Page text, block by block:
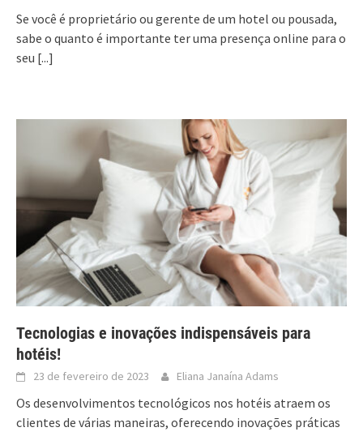
Se você é proprietário ou gerente de um hotel ou pousada,
sabe o quanto é importante ter uma presença online para o
seu [...]
Tecnologias e inovações indispensáveis para
hotéis!
23 de fevereiro de 2023 Eliana Janaína Adams
Os desenvolvimentos tecnológicos nos hotéis atraem os
clientes de várias maneiras, oferecendo inovações práticas